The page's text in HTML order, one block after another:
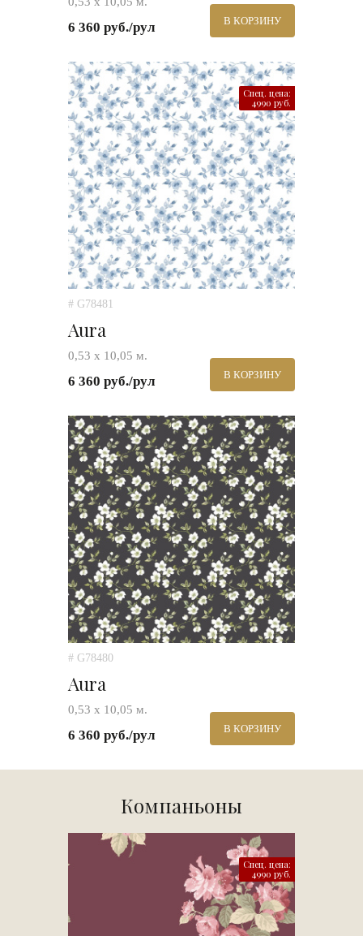
6 360 руб./рул В КОРЗИНУ
Спец. цена:
4990 руб.
# G78481
Aura
0,53 х 10,05 м.
6 360 руб./рул В КОРЗИНУ
# G78480
Aura
0,53 х 10,05 м.
6 360 руб./рул В КОРЗИНУ
Компаньоны
Спец. цена:
4990 руб.